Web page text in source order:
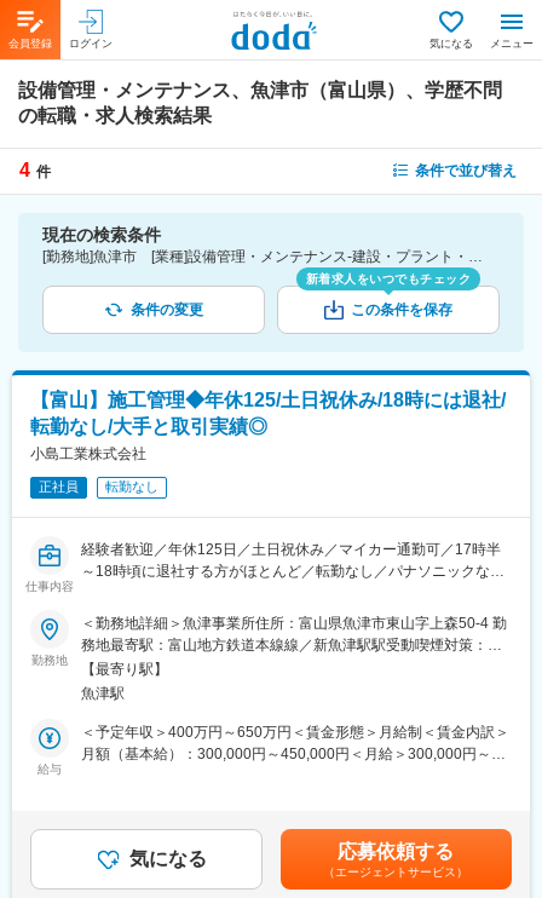
会員登録 ログイン 気になる メニュー
設備管理・メンテナンス、魚津市（富山県）、学歴不問
の転職・求人検索結果
4 件 条件で並び替え
現在の検索条件
[勤務地]魚津市 [業種]設備管理・メンテナンス-建設・プラント・不動産業界 [こだわり条件ピックアップ]学歴不問 [詳細条件](募集・採用情報)学歴不問
条件の変更
新着求人をいつでもチェック
この条件を保存
【富山】施工管理◆年休125/土日祝休み/18時には退社/
転勤なし/大手と取引実績◎
小島工業株式会社
正社員 転勤なし
仕事内容
経験者歓迎／年休125日／土日祝休み／マイカー通勤可／17時半
～18時頃に退社する方がほとんど／転勤なし／パナソニックなど
＼求人の特徴！／
★経験者求む！社内の世代交代を見据えた若手人材歓迎です！
★残業代は１分単位で支給！（固定残業なし）、食事補助制度も
近年新設！
★長期就業いただいている方も多く、U・Iターンも歓迎です！
★少人数の事業所で先輩社員や協力業者との距離感も近くアット
プラント工事を担当する当社にて、工事の安全・品質・コスト・
工程をマネジメントする仕事をお任せします。
勤務地
＜勤務地詳細＞魚津事業所住所：富山県魚津市東山字上森50-4 勤
務地最寄駅：富山地方鉄道本線線／新魚津駅駅受動喫煙対策：敷
地内喫煙可能場所あり変更の範囲：無
【最寄り駅】
魚津駅
給与
＜予定年収＞400万円～650万円＜賃金形態＞月給制＜賃金内訳＞
月額（基本給）：300,000円～450,000円＜月給＞300,000円～
でも目安の金額であり、選考を通じて上下する可能性がありま
す。月給(月額)は固定手当を含めた表記です。
気になる 応募依頼する
（エージェントサービス）